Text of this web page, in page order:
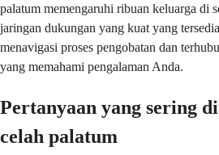
palatum memengaruhi ribuan keluarga di
jaringan dukungan yang kuat yang
menavigasi proses pengobatan dan
yang memahami pengalaman Anda.
Pertanyaan yang sering
celah palatum